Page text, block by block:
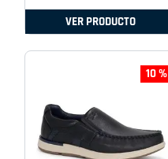
VER PRODUCTO
10 %